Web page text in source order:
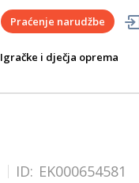
Praćenje narudžbe
Igračke i dječja oprema
ID: EK000654581